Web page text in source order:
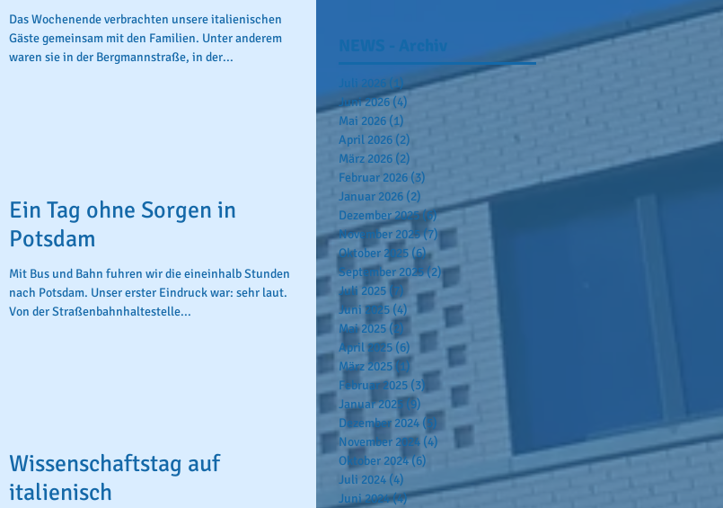
Das Wochenende verbrachten unsere italienischen
Gäste gemeinsam mit den Familien. Unter anderem
waren sie in der Bergmannstraße, in der...
Ein Tag ohne Sorgen in
Potsdam
Mit Bus und Bahn fuhren wir die eineinhalb Stunden
nach Potsdam. Unser erster Eindruck war: sehr laut.
Von der Straßenbahnhaltestelle...
Wissenschaftstag auf
italienisch
Juli 2026 (1) 1 Beitrag
Juni 2026 (4)
Mai 2026 (1)
April 2026 (2)
März 2026 (2)
Februar 2026 (3)
Januar 2026 (2) 2 Beiträge
Dezember 2025(6)6 Beiträge
November 2025(7)7 Beiträge
Oktober 2025 (6)6 Beiträge
September 2025(2)2 Beiträge
Juli 2025 (7) 7 Beiträge
Juni 2025 (4) 4 Beiträge
Mai 2025 (2) 2 Beiträge
April 2025 (6) 6 Beiträge
März 2025 (1) 1 Beitrag
Februar 2025 (3) 3 Beiträge
Januar 2025 (9) 9 Beiträge
Dezember 2024 (5) 5 Beiträge
November 2024 (4)
Oktober 2024(6)
Juli 2024 (4)
Juni 2024(4)4 Beiträge